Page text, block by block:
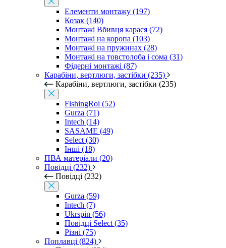
Елементи монтажу (197)
Козак (140)
Монтажі Вбивця карася (72)
Монтажі на коропа (103)
Монтажі на пружинах (28)
Монтажі на товстолоба і сома (31)
Фідерні монтажі (87)
Карабіни, вертлюги, застібки (235)
Карабіни, вертлюги, застібки (235)
FishingRoi (52)
Gurza (71)
Intech (14)
SASAME (49)
Select (30)
Інші (18)
ПВА матеріали (20)
Повідці (232)
Повідці (232)
Gurza (59)
Intech (7)
Ukrspin (56)
Повідці Select (35)
Різні (75)
Поплавці (824)